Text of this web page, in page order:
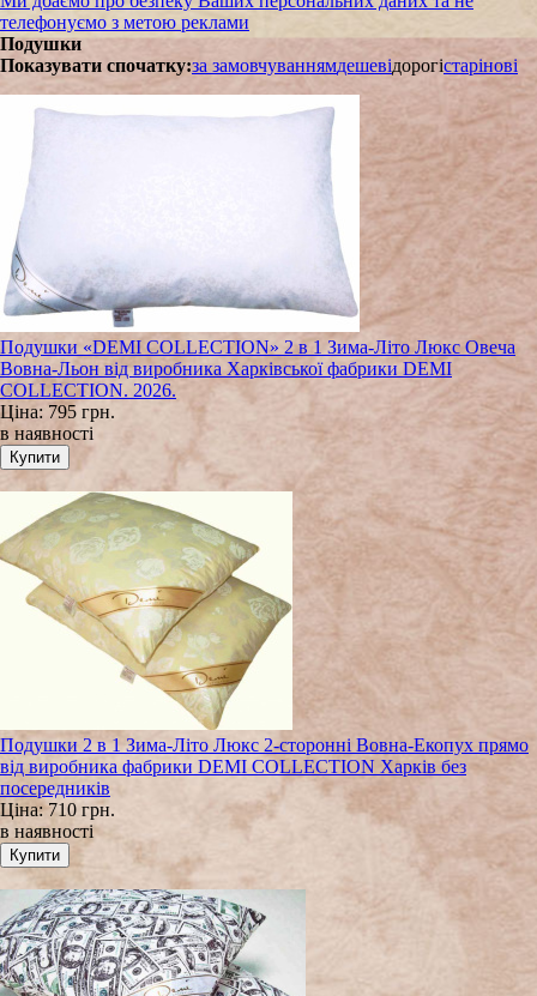
телефонуємо з метою реклами
Подушки
Показувати спочатку:за замовчуваннямдешевідорогістарінові
Подушки «DEMI COLLECTION» 2 в 1 Зима-Літо Люкс Овеча
Вовна-Льон від виробника Харківської фабрики DEMI
COLLECTION. 2026.
Ціна: 795 грн.
в наявності
Подушки 2 в 1 Зима-Літо Люкс 2-сторонні Вовна-Екопух прямо
від виробника фабрики DEMI COLLECTION Харків без
посередників
Ціна:710 грн.
в наявності